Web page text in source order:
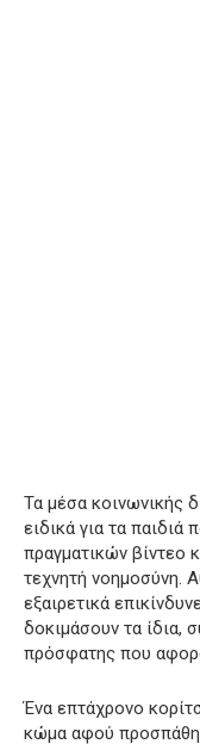
Τα μέσα κοινωνικής
ειδικά για τα παιδιά
πραγματικών βίντεο
τεχνητή νοημοσύνη.
εξαιρετικά
δοκιμάσουν τα ίδια,
πρόσφατης που
Ένα επτάχρονο
κώμα αφού